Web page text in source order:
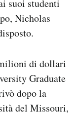
suoi studenti
Nicholas
di dollari
Graduate
dopo la
del Missouri,